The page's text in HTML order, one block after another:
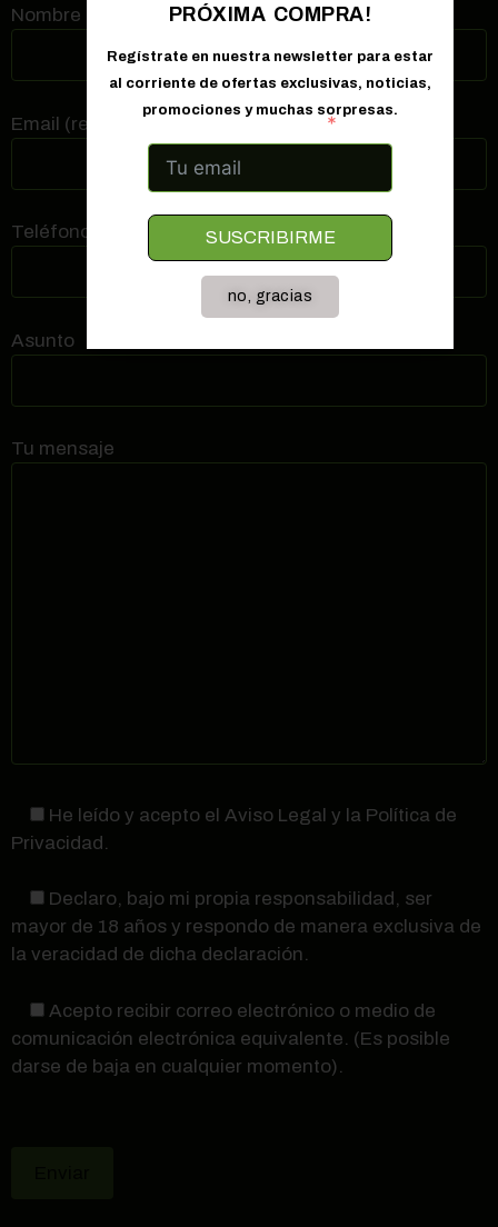
Nombre (requerido)
Email (requerido)
Teléfono de contacto (requerido)
Asunto
Tu mensaje
He leído y acepto el Aviso Legal y la Política de
Privacidad.
Declaro, bajo mi propia responsabilidad, ser
mayor de 18 años y respondo de manera exclusiva de
la veracidad de dicha declaración.
Acepto recibir correo electrónico o medio de
comunicación electrónica equivalente. (Es posible
darse de baja en cualquier momento).
PRÓXIMA COMPRA!
Regístrate en nuestra newsletter para estar
al corriente de ofertas exclusivas, noticias,
promociones y muchas sorpresas.
Correo electrónico
SUSCRIBIRME
no, gracias